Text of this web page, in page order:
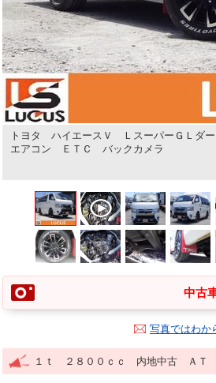
トヨタ ハイエースＶ ＬスーパーＧＬ
エアコン ＥＴＣ バックカメラ
中古
写真ではわか
１ｔ ２８００ｃｃ 内地中古 ＡＴ